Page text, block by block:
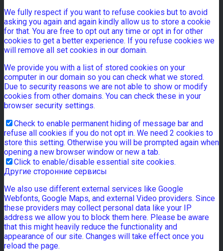
We fully respect if you want to refuse cookies but to avoid
asking you again and again kindly allow us to store a cookie
for that. You are free to opt out any time or opt in for other
cookies to get a better experience. If you refuse cookies we
will remove all set cookies in our domain.
We provide you with a list of stored cookies on your
computer in our domain so you can check what we stored.
Due to security reasons we are not able to show or modify
cookies from other domains. You can check these in your
browser security settings.
Check to enable permanent hiding of message bar and
refuse all cookies if you do not opt in. We need 2 cookies to
store this setting. Otherwise you will be prompted again when
opening a new browser window or new a tab.
Click to enable/disable essential site cookies.
Другие сторонние сервисы
We also use different external services like Google
Webfonts, Google Maps, and external Video providers. Since
these providers may collect personal data like your IP
address we allow you to block them here. Please be aware
that this might heavily reduce the functionality and
appearance of our site. Changes will take effect once you
reload the page.